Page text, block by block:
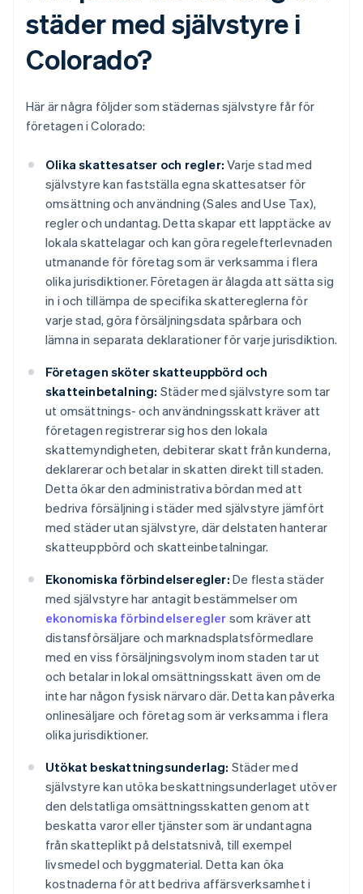
städer med självstyre i
Colorado?
Här är några följder som städernas självstyre får för
företagen i Colorado:
Olika skattesatser och regler: Varje stad med
självstyre kan fastställa egna skattesatser för
omsättning och användning (Sales and Use Tax),
regler och undantag. Detta skapar ett lapptäcke av
lokala skattelagar och kan göra regelefterlevnaden
utmanande för företag som är verksamma i flera
olika jurisdiktioner. Företagen är ålagda att sätta sig
in i och tillämpa de specifika skattereglerna för
varje stad, göra försäljningsdata spårbara och
lämna in separata deklarationer för varje jurisdiktion.
Företagen sköter skatteuppbörd och
skatteinbetalning: Städer med självstyre som tar
ut omsättnings- och användningsskatt kräver att
företagen registrerar sig hos den lokala
skattemyndigheten, debiterar skatt från kunderna,
deklarerar och betalar in skatten direkt till staden.
Detta ökar den administrativa bördan med att
bedriva försäljning i städer med självstyre jämfört
med städer utan självstyre, där delstaten hanterar
skatteuppbörd och skatteinbetalningar.
Ekonomiska förbindelseregler: De flesta städer
med självstyre har antagit bestämmelser om
ekonomiska förbindelseregler som kräver att
distansförsäljare och marknadsplatsförmedlare
med en viss försäljningsvolym inom staden tar ut
och betalar in lokal omsättningsskatt även om de
inte har någon fysisk närvaro där. Detta kan påverka
onlinesäljare och företag som är verksamma i flera
olika jurisdiktioner.
Utökat beskattningsunderlag: Städer med
självstyre kan utöka beskattningsunderlaget utöver
den delstatliga omsättningsskatten genom att
beskatta varor eller tjänster som är undantagna
från skatteplikt på delstatsnivå, till exempel
livsmedel och byggmaterial. Detta kan öka
kostnaderna för att bedriva affärsverksamhet i